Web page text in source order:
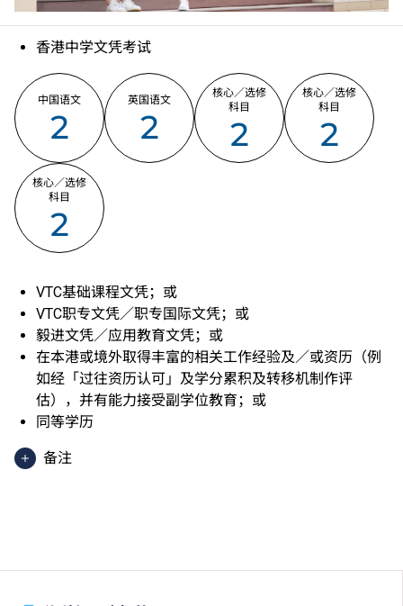
香港中学文凭考试
中国语文
2
英国语文
2
核心／选修
科目
2
核心／选修
科目
2
核心／选修
科目
2
VTC基础课程文凭；或
VTC职专文凭／职专国际文凭；或
毅进文凭／应用教育文凭；或
在本港或境外取得丰富的相关工作经验及／或资历（例
如经「过往资历认可」及学分累积及转移机制作评
估），并有能力接受副学位教育；或
同等学历
备注